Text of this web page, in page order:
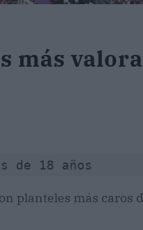
más
de 18 años
planteles más caros